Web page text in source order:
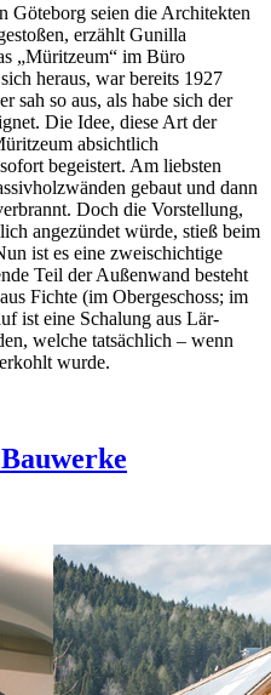
Göteborg seien die Architekten
erzählt Gunilla
„Müritzeum“ im Büro
heraus, war bereits 1927
sah so aus, als habe sich der
Die Idee, diese Art der
absichtlich
begeistert. Am liebsten
gebaut und dann
Doch die Vorstellung,
angezündet würde, stieß beim
ist es eine zweischichtige
Teil der Außenwand besteht
Fichte (im Obergeschoss; im
ist eine Schalung aus Lär­
welche tatsächlich – wenn
wurde.